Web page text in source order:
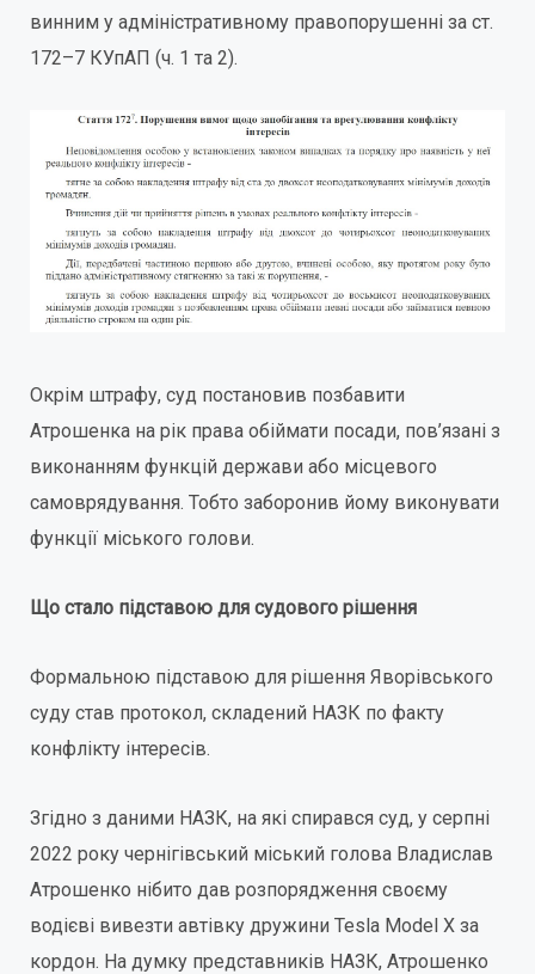
винним у адміністративному правопорушенні за ст.
172–7 КУпАП (ч. 1 та 2).
Окрім штрафу, суд постановив позбавити
Атрошенка на рік права обіймати посади, пов’язані з
виконанням функцій держави або місцевого
самоврядування. Тобто заборонив йому виконувати
функції міського голови.
Що стало підставою для судового рішення
Формальною підставою для рішення Яворівського
суду став протокол, складений НАЗК по факту
конфлікту інтересів.
Згідно з даними НАЗК, на які спирався суд, у серпні
2022 року чернігівський міський голова Владислав
Атрошенко нібито дав розпорядження своєму
водієві вивезти автівку дружини Tesla Model X за
кордон. На думку представників НАЗК, Атрошенко